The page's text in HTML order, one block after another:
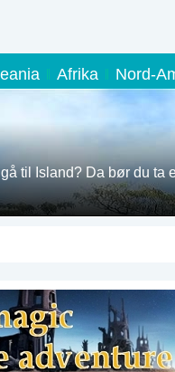
Afrika Nord-
til Island? Da bør du ta